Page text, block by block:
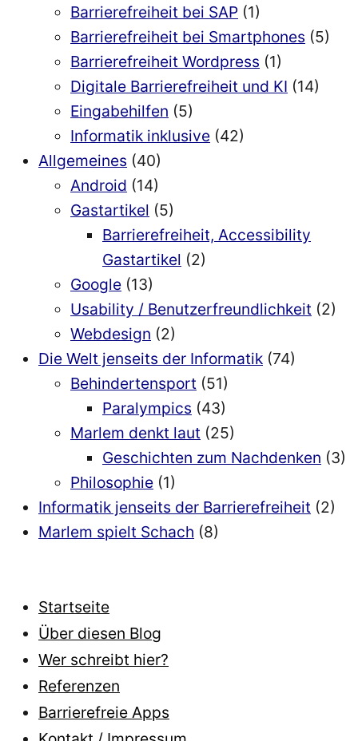
Barrierefreiheit bei SAP (1)
Barrierefreiheit bei Smartphones (5)
Barrierefreiheit Wordpress (1)
Digitale Barrierefreiheit und KI (14)
Eingabehilfen (5)
Informatik inklusive (42)
Allgemeines (40)
Android (14)
Gastartikel (5)
Barrierefreiheit, Accessibility
Gastartikel (2)
Google (13)
Usability / Benutzerfreundlichkeit (2)
Webdesign (2)
Die Welt jenseits der Informatik (74)
Behindertensport (51)
Paralympics (43)
Marlem denkt laut (25)
Geschichten zum Nachdenken (3)
Philosophie (1)
Informatik jenseits der Barrierefreiheit (2)
Marlem spielt Schach (8)
Startseite
Über diesen Blog
Wer schreibt hier?
Referenzen
Barrierefreie Apps